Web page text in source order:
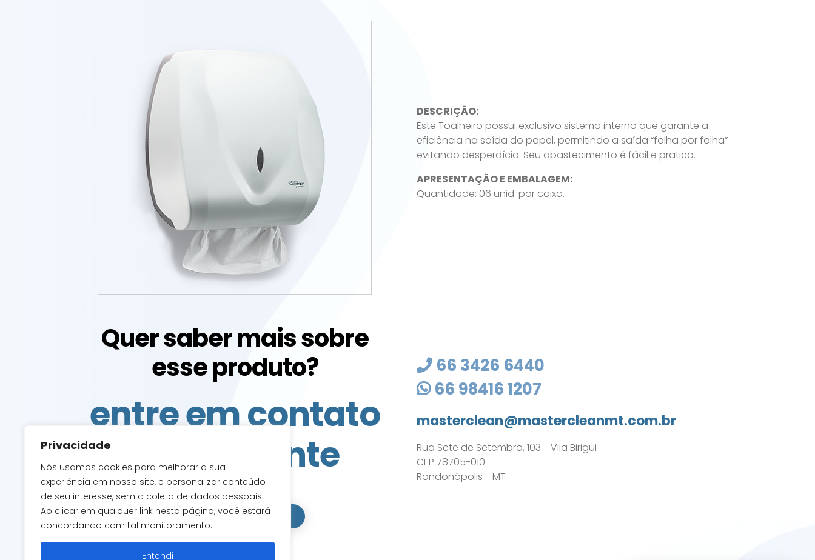
Privacidade
Nós usamos cookies para melhorar a sua
experiência em nosso site, e personalizar conteúdo
de seu interesse, sem a coleta de dados pessoais.
Ao clicar em qualquer link nesta página, você estará
concordando com tal monitoramento.
Entendi
DESCRIÇÃO:
Este Toalheiro possui exclusivo sistema interno que garante a
eficiência na saída do papel, permitindo a saída “folha por folha”
evitando desperdício. Seu abastecimento é fácil e pratico.
APRESENTAÇÃO E EMBALAGEM:
Quantidade: 06 unid. por caixa.
Quer saber mais sobre
esse produto?
entre em contato
com a gente
ACESSAR O CONTATO
66 3426 6440
66 98416 1207
masterclean@mastercleanmt.com.br
Rua Sete de Setembro, 103 - Vila Birigui
CEP 78705-010
Rondonópolis - MT